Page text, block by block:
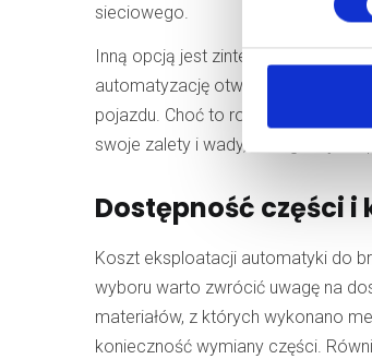
sieciowego.
Inną opcją jest zintegrowanie
automatyzację otwierania i
pojazdu. Choć to rozwiązanie jest
swoje zalety i wady, dlatego wybór
Dostępność części
Koszt eksploatacji automatyki do
wyboru warto zwrócić uwagę na
materiałów, z których wykonano
konieczność wymiany części.